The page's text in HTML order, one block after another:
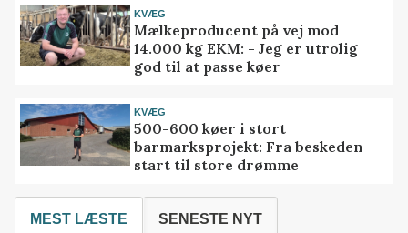
KVÆG
Mælkeproducent på vej mod
14.000 kg EKM: - Jeg er utrolig
god til at passe køer
KVÆG
500-600 køer i stort
barmarksprojekt: Fra beskeden
start til store drømme
MEST LÆSTE SENESTE NYT